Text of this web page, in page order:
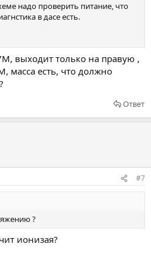
надо проверить питание, что
в дасе есть.
выходит только на правую ,
масса есть, что должно
Ответ
#7
?
ионизая?